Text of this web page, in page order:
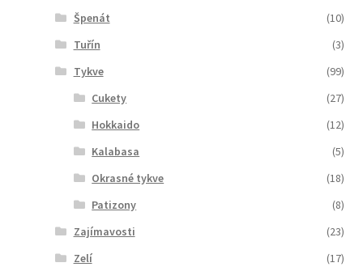
Špenát
(10)
Tuřín
(3)
Tykve
(99)
Cukety
(27)
Hokkaido
(12)
Kalabasa
(5)
Okrasné tykve
(18)
Patizony
(8)
Zajímavosti
(23)
Zelí
(17)